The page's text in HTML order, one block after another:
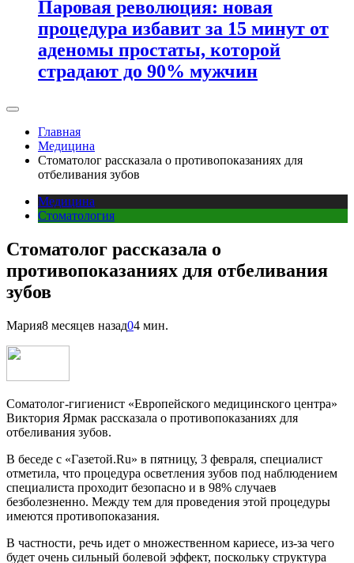
Паровая революция: новая
процедура избавит за 15 минут от
аденомы простаты, которой
страдают до 90% мужчин
Главная
Медицина
Стоматолог рассказала о противопоказаниях для
отбеливания зубов
Медицина
Стоматология
Стоматолог рассказала о
противопоказаниях для отбеливания
зубов
Мария8 месяцев назад04 мин.
Соматолог-гигиенист «Европейского медицинского центра»
Виктория Ярмак рассказала о противопоказаниях для
отбеливания зубов.
В беседе с «Газетой.Ru» в пятницу, 3 февраля, специалист
отметила, что процедура осветления зубов под наблюдением
специалиста проходит безопасно и в 98% случаев
безболезненно. Между тем для проведения этой процедуры
имеются противопоказания.
В частности, речь идет о множественном кариесе, из-за чего
будет очень сильный болевой эффект, поскольку структура